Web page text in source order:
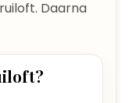
Daarna